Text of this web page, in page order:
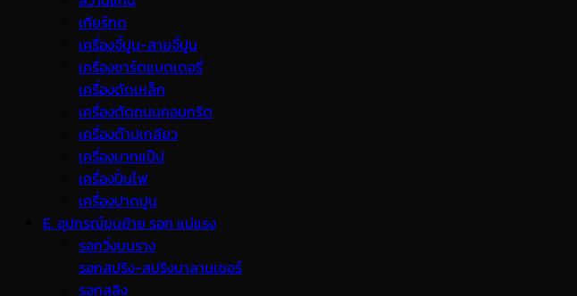
เกียร์ทด
เครื่องจี้ปูน-สายจี้ปูน
เครื่องชาร์ตแบตเตอรี่
เครื่องดัดเหล็ก
เครื่องตัดถนนคอนกรีต
เครื่องต๊าปเกลียว
เครื่องบากแป๊ป
เครื่องปั่นไฟ
เครื่องปาดปูน
E. อุปกรณ์ขนย้าย รอก แม่แรง
รอกวิ่งบนราง
รอกสปริง-สปริงบาลานเซอร์
รอกสลิง